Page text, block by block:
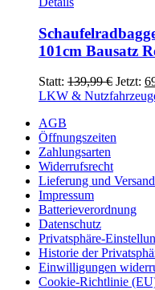
101cm Bausatz
Statt: 139,99€
Preis
Jetzt:
LKW &
AGB
Öffnungszeiten
Zahlungsarten
Widerrufsrecht
Lieferung und
Impressum
Batterieverordnung
Datenschutz
Privatsphäre-
Historie der
Einwilligungen
Cookie-Richtlinie